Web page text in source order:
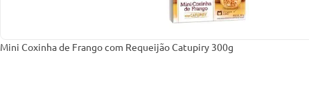
Mini Coxinha de Frango com Requeijão Catupiry 300g